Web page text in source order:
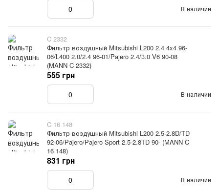
В наличии
C 2332
Фильтр воздушный Mitsubishi L200 2.4 4x4 96-
06/L400 2.0/2.4 96-01/Pajero 2.4/3.0 V6 90-08
(MANN C 2332)
В наличии
555 грн
C 16 148
Фильтр воздушный Mitsubishi L200 2.5-2.8D/TD
92-06/Pajero/Pajero Sport 2.5-2.8TD 90- (MANN C
16 148)
В наличии
831 грн